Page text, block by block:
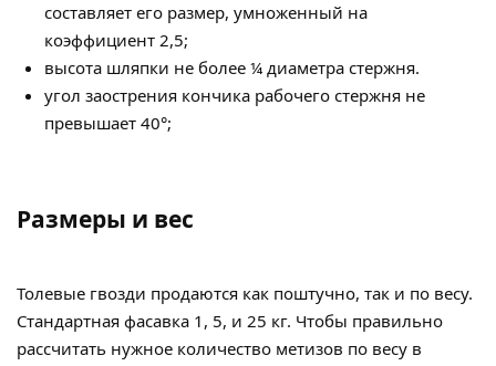
составляет его размер, умноженный на
коэффициент 2,5;
высота шляпки не более ¼ диаметра стержня.
угол заострения кончика рабочего стержня не
превышает 40°;
Размеры и вес
Толевые гвозди продаются как поштучно, так и по весу.
Стандартная фасавка 1, 5, и 25 кг. Чтобы правильно
рассчитать нужное количество метизов по весу в